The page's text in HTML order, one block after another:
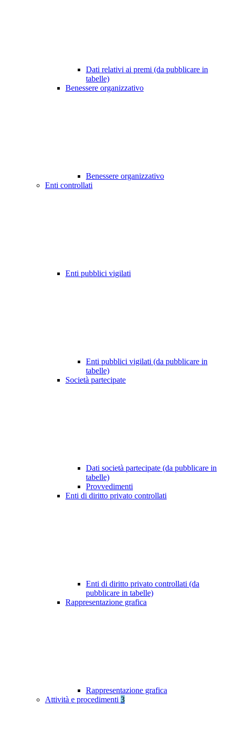
Dati relativi ai premi (da pubblicare in
tabelle)
Benessere organizzativo
Benessere organizzativo
Enti controllati
Enti pubblici vigilati
Enti pubblici vigilati (da pubblicare in
tabelle)
Società partecipate
Dati società partecipate (da pubblicare in
tabelle)
Provvedimenti
Enti di diritto privato controllati
Enti di diritto privato controllati (da
pubblicare in tabelle)
Rappresentazione grafica
Rappresentazione grafica
Attività e procedimenti 3